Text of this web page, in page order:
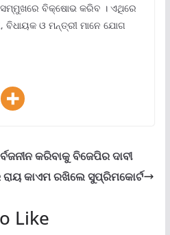
ବିକ୍ଷୋଭ କରିବ । ଏଥିରେ
ବିଧାୟକ ଓ ମନ୍ତ୍ରୀ ମାନେ ଯୋଗ
କରିବାକୁ ବିଜେପିର ଦାବୀ
ରାୟ କାଏମ ରଖିଲେ ସୁପ୍ରିମକୋର୍ଟ
Like